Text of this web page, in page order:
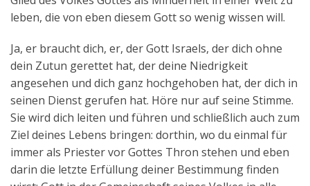
leben, die von eben diesem Gott so wenig wissen will.
Ja, er braucht dich, er, der Gott Israels, der dich ohne
dein Zutun gerettet hat, der deine Niedrigkeit
angesehen und dich ganz hochgehoben hat, der dich in
seinen Dienst gerufen hat. Höre nur auf seine Stimme.
Sie wird dich leiten und führen und schließlich auch zum
Ziel deines Lebens bringen: dorthin, wo du einmal für
immer als Priester vor Gottes Thron stehen und eben
darin die letzte Erfüllung deiner Bestimmung finden